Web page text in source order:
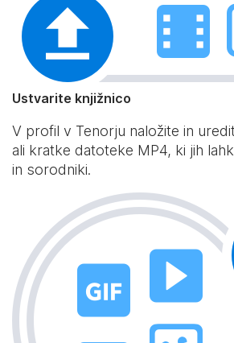
Ustvarite knjižnico
V profil v Tenorju naložite in
ali kratke datoteke MP4, ki jih
in sorodniki.